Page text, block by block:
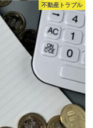
不動産トラブル